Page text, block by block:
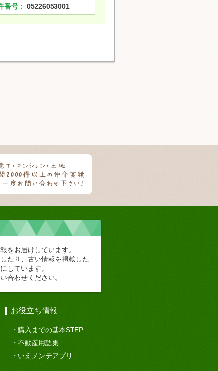
番号： 05226053001
をお届けしています。
たり、古い情報を掲載した
しています。
合わせください。
お役立ち情報
購入までの基本STEP
不動産用語集
いえメンテアプリ